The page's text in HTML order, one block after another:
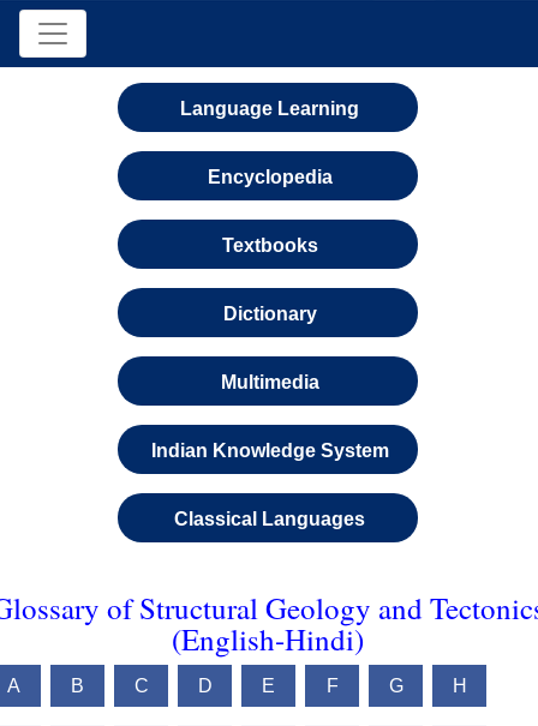
Language Learning
Encyclopedia
Textbooks
Dictionary
Multimedia
Indian Knowledge System
Classical Languages
of Structural Geology and
(English-Hindi)
A B C D E F G H